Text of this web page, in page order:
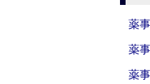
薬
薬
薬